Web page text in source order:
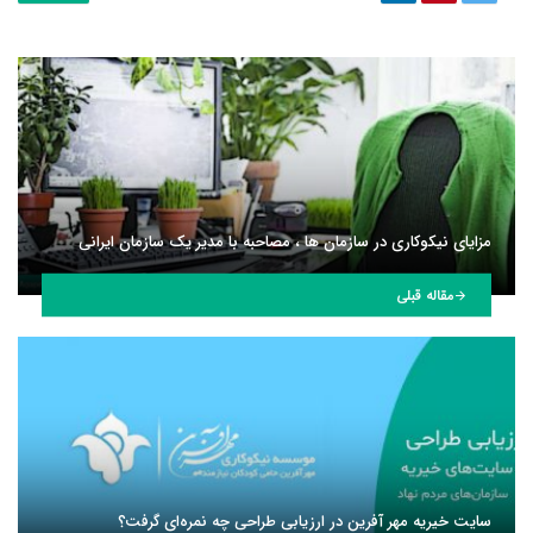
مزایای نیکوکاری در سازمان ها ، مصاحبه با مدیر یک سازمان ایرانی
مقاله قبلی
سایت خیریه مهر آفرین در ارزیابی طراحی چه نمره‌ای گرفت؟